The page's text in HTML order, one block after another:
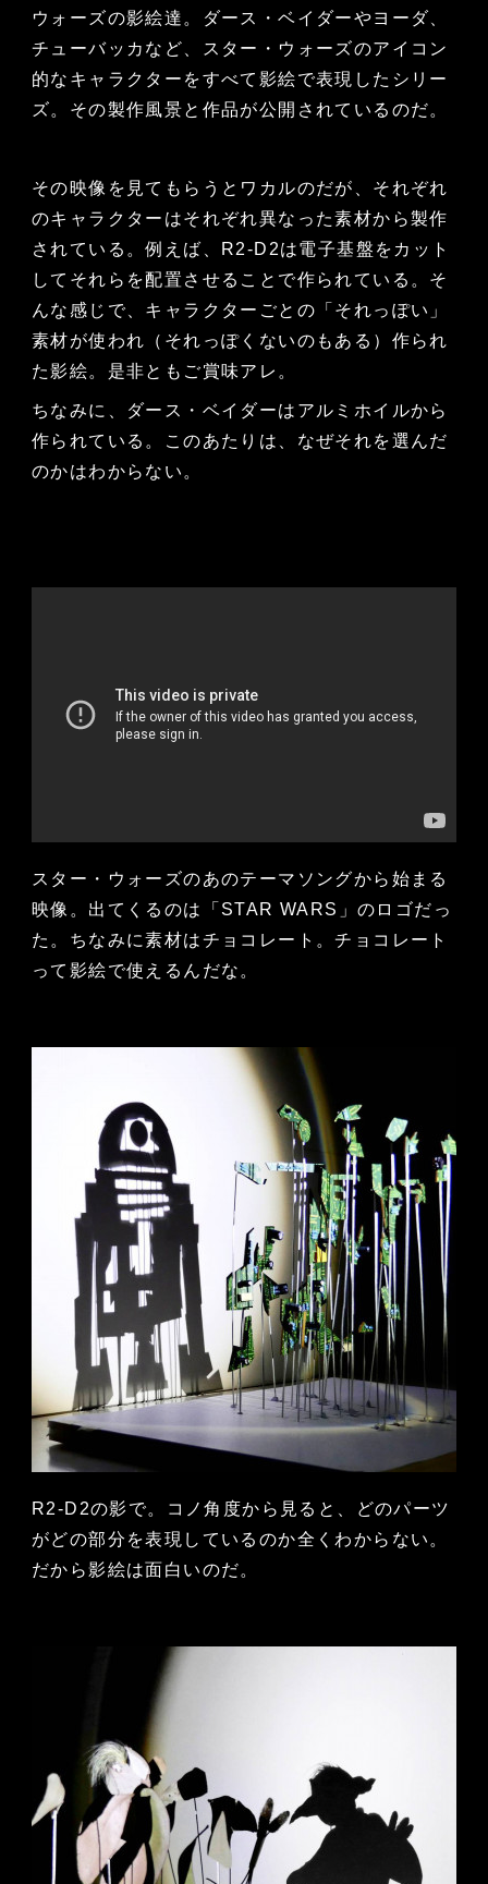
ウォーズの影絵達。ダース・ベイダーやヨーダ、
チューバッカなど、スター・ウォーズのアイコン
的なキャラクターをすべて影絵で表現したシリー
ズ。その製作風景と作品が公開されているのだ。
その映像を見てもらうとワカルのだが、それぞれ
のキャラクターはそれぞれ異なった素材から製作
されている。例えば、R2-D2は電子基盤をカット
してそれらを配置させることで作られている。そ
んな感じで、キャラクターごとの「それっぽい」
素材が使われ（それっぽくないのもある）作られ
た影絵。是非ともご賞味アレ。
ちなみに、ダース・ベイダーはアルミホイルから
作られている。このあたりは、なぜそれを選んだ
のかはわからない。
スター・ウォーズのあのテーマソングから始まる
映像。出てくるのは「STAR WARS」のロゴだっ
た。ちなみに素材はチョコレート。チョコレート
って影絵で使えるんだな。
R2-D2の影で。コノ角度から見ると、どのパーツ
がどの部分を表現しているのか全くわからない。
だから影絵は面白いのだ。